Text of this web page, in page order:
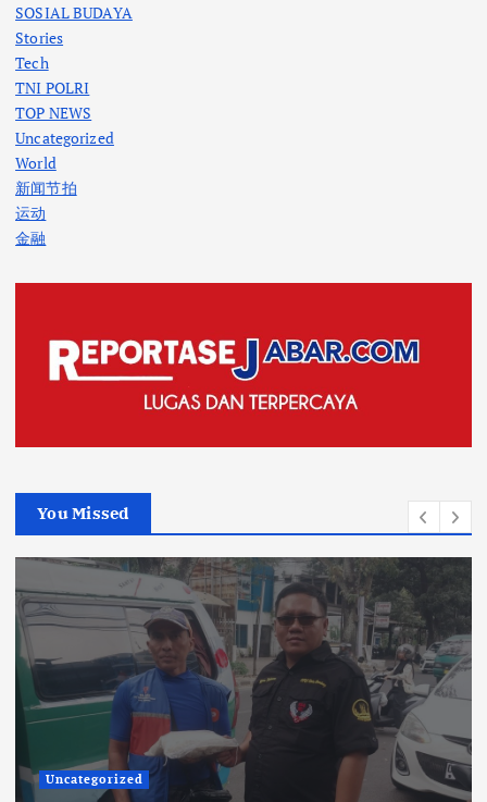
SOSIAL BUDAYA
Stories
Tech
TNI POLRI
TOP NEWS
Uncategorized
World
新闻节拍
运动
金融
You Missed
TNI POLRI